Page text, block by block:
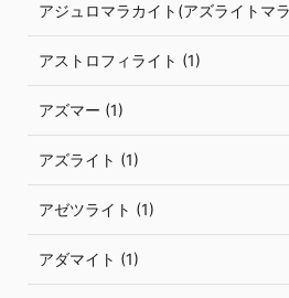
アジュロマラカイト(アズライトマ
アストロフィライト (1)
アズマー (1)
アズライト (1)
アゼツライト (1)
アダマイト (1)